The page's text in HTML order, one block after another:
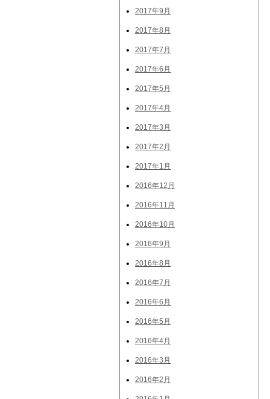
2017年9月
2017年8月
2017年7月
2017年6月
2017年5月
2017年4月
2017年3月
2017年2月
2017年1月
2016年12月
2016年11月
2016年10月
2016年9月
2016年8月
2016年7月
2016年6月
2016年5月
2016年4月
2016年3月
2016年2月